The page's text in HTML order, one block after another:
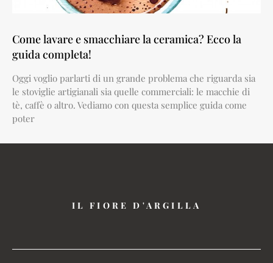
Come lavare e smacchiare la ceramica? Ecco la
guida completa!
Oggi voglio parlarti di un grande problema che riguarda sia
le stoviglie artigianali sia quelle commerciali: le macchie di
tè, caffè o altro. Vediamo con questa semplice guida come
poter
IL FIORE D'ARGILLA